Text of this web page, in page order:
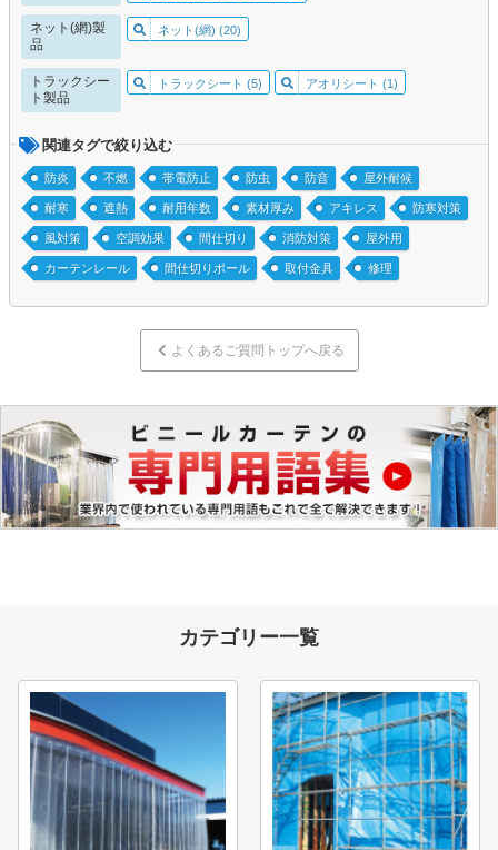
ネット(網)製
品
ネット(網) (20)
トラックシー
ト製品
トラックシート (5) アオリシート (1)
関連タグで絞り込む
防炎 不燃 帯電防止 防虫 防音 屋外耐候
耐寒 遮熱 耐用年数 素材厚み アキレス 防寒対策
風対策 空調効果 間仕切り 消防対策 屋外用
カーテンレール 間仕切りポール 取付金具 修理
よくあるご質問トップへ戻る
カテゴリー一覧